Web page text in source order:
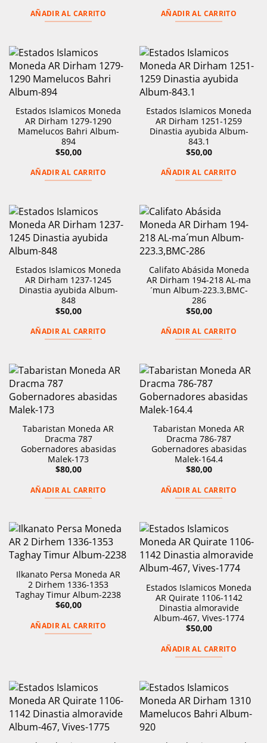
AÑADIR AL CARRITO AÑADIR AL CARRITO
Estados Islamicos Moneda
AR Dirham 1279-1290
Mamelucos Bahri Album-
894
$50,00
AÑADIR AL CARRITO
Estados Islamicos Moneda
AR Dirham 1251-1259
Dinastia ayubida Album-
843.1
$50,00
AÑADIR AL CARRITO
Estados Islamicos Moneda
AR Dirham 1237-1245
Dinastia ayubida Album-
848
$50,00
AÑADIR AL CARRITO
Califato Abásida Moneda
AR Dirham 194-218 AL-ma
´mun Album-223.3,BMC-
286
$50,00
AÑADIR AL CARRITO
Tabaristan Moneda AR
Dracma 787
Gobernadores abasidas
Malek-173
$80,00
AÑADIR AL CARRITO
Tabaristan Moneda AR
Dracma 786-787
Gobernadores abasidas
Malek-164.4
$80,00
AÑADIR AL CARRITO
Ilkanato Persa Moneda AR
2 Dirhem 1336-1353
Taghay Timur Album-2238
$60,00
AÑADIR AL CARRITO
Estados Islamicos Moneda
AR Quirate 1106-1142
Dinastia almoravide
Album-467, Vives-1774
$50,00
AÑADIR AL CARRITO